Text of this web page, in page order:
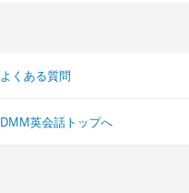
よくある質問
DMM英会話トップへ